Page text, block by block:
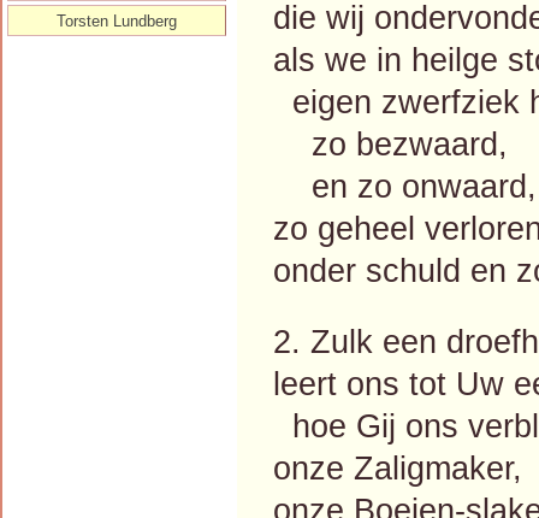
die wij
als we in heilge
eigen zwerfziek
zo bezwaard,
en zo onwaard,
zo geheel
onder schuld en
2. Zulk een
leert ons tot Uw
hoe Gij ons
onze Zaligmaker,
onze Boeien-
Torsten Lundberg